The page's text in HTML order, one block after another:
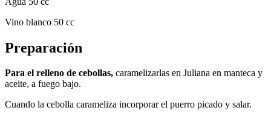
Vino blanco 50 cc
Preparación
Para el relleno de cebollas, caramelizarlas en Juliana en manteca y
aceite, a fuego bajo.
Cuando la cebolla carameliza incorporar el puerro picado y salar.